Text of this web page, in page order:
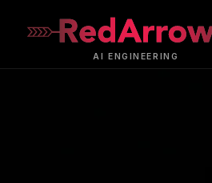
AI ENGINEERING